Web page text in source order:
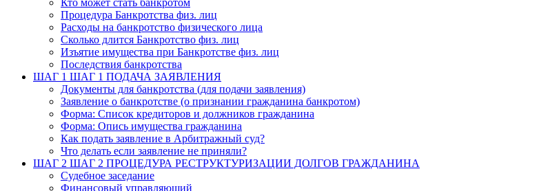
Процедура Банкротства физ. лиц
Расходы на банкротство физического лица
Сколько длится Банкротство физ. лиц
Изъятие имущества при Банкротстве физ. лиц
Последствия банкротства
ШАГ 1 ШАГ 1 ПОДАЧА ЗАЯВЛЕНИЯ
Документы для банкротства (для подачи заявления)
Заявление о банкротстве (о признании гражданина банкротом)
Форма: Список кредиторов и должников гражданина
Форма: Опись имущества гражданина
Как подать заявление в Арбитражный суд?
Что делать если заявление не приняли?
ШАГ 2 ШАГ 2 ПРОЦЕДУРА РЕСТРУКТУРИЗАЦИИ ДОЛГОВ ГРАЖДАНИНА
Судебное заседание
Финансовый управляющий